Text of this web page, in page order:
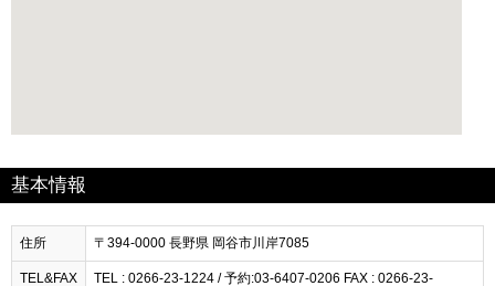
基本情報
住所 〒394-0000 長野県 岡谷市川岸7085
TEL&FAX
TEL : 0266-23-1224 / 予約:03-6407-0206 FAX : 0266-23-